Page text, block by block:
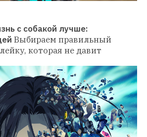
с собакой лучше:
Выбираем правильный
которая не давит